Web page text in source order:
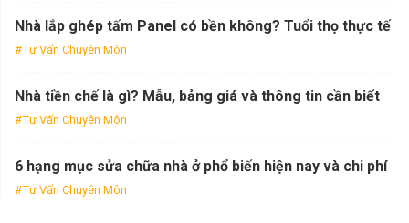
Nhà lắp ghép tấm Panel có bền không? Tuổi thọ thực tế
Tư Vấn Chuyên Môn
Nhà tiền chế là gì? Mẫu, bảng giá và thông tin cần biết
Tư Vấn Chuyên Môn
6 hạng mục sửa chữa nhà ở phổ biến hiện nay và chi phí
Tư Vấn Chuyên Môn